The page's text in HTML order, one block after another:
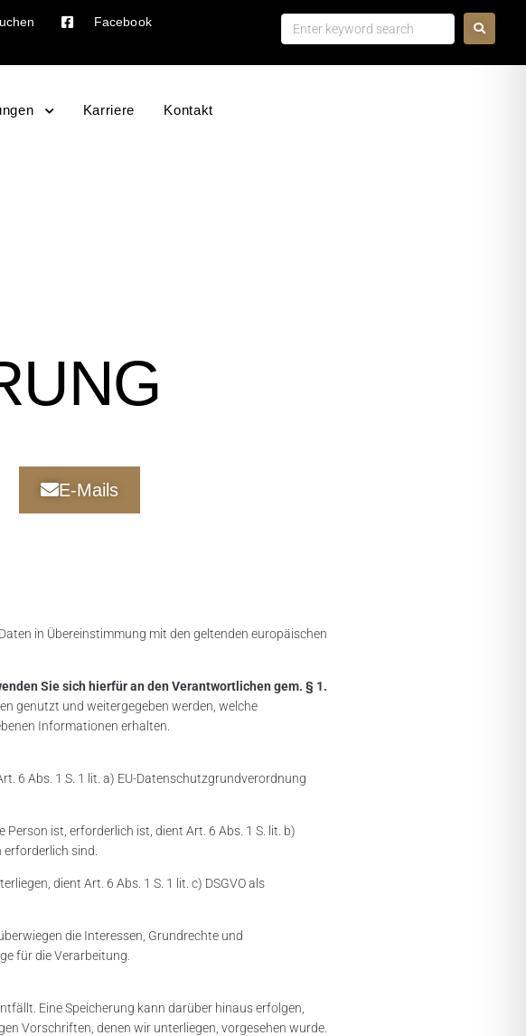
Facebook
Karriere Kontakt
E-Mails
in Übereinstimmung mit den geltenden europäischen
Sie sich hierfür an den Verantwortlichen gem. § 1.
genutzt und weitergegeben werden, welche
Informationen erhalten.
6 Abs. 1 S. 1 lit. a) EU-Datenschutzgrundverordnung
ist, erforderlich ist, dient Art. 6 Abs. 1 S. lit. b)
sind.
dient Art. 6 Abs. 1 S. 1 lit. c) DSGVO als
die Interessen, Grundrechte und
für die Verarbeitung.
Eine Speicherung kann darüber hinaus erfolgen,
Vorschriften, denen wir unterliegen, vorgesehen wurde.